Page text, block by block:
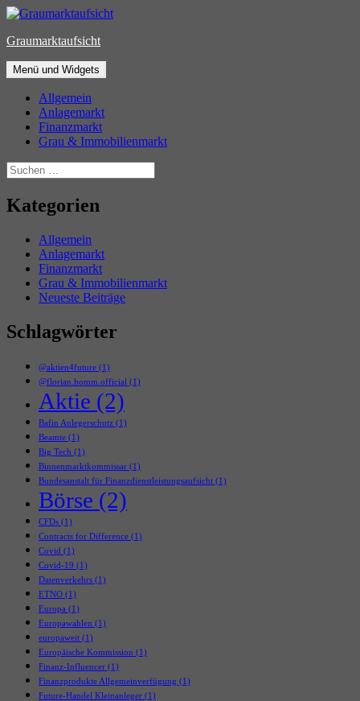
Zum
springen
Graumarktaufsicht
Menü und Widgets
Allgemein
Anlagemarkt
Finanzmarkt
Grau & Immobilienmarkt
Suchen
nach:
Kategorien
Allgemein
Anlagemarkt
Finanzmarkt
Grau & Immobilienmarkt
Neueste Beiträge
Schlagwörter
@aktien4future (1)
@florian.homm.official (1)
Aktie (2)
Bafin Anlegerschutz (1)
Beamte (1)
Big Tech (1)
Binnenmarktkommissar (1)
Bundesanstalt für Finanzdienstleistungsaufsicht (1)
Börse (2)
CFDs (1)
Contracts for Difference (1)
Covid (1)
Covid-19 (1)
Datenverkehrs (1)
ETNO (1)
Europa (1)
Europawahlen (1)
europaweit (1)
Europäische Kommission (1)
Finanz-Influencer (1)
Finanzprodukte Allgemeinverfügung (1)
Future-Handel Kleinanleger (1)